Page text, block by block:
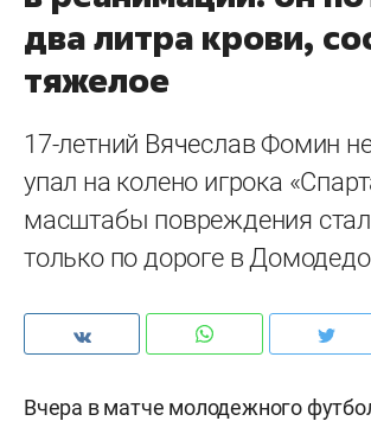
два литра крови,
тяжелое
17-летний Вячеслав Фомин
упал на колено игрока
масштабы повреждения
только по дороге в
Вчера в матче молодежного